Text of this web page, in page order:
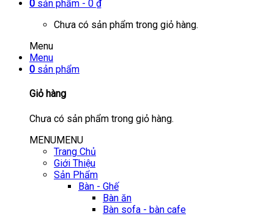
0 sản phẩm - 0 ₫
Chưa có sản phẩm trong giỏ hàng.
Menu
Menu
0 sản phẩm
Giỏ hàng
Chưa có sản phẩm trong giỏ hàng.
MENUMENU
Trang Chủ
Giới Thiệu
Sản Phẩm
Bàn - Ghế
Bàn ăn
Bàn sofa - bàn cafe